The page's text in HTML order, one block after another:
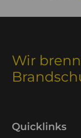
Wir
Quicklinks